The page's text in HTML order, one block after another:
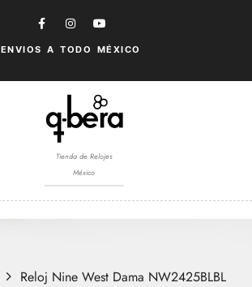
ENVIOS A TODO MÉXICO
Tienda de Relojes
México
Reloj Nine West Dama NW2425BLBL